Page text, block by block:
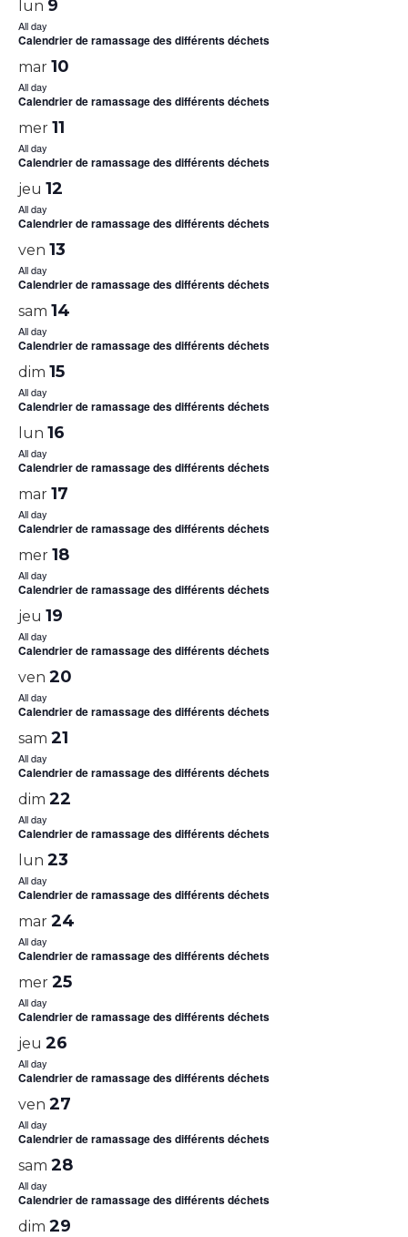
lun 9
All day
Calendrier de ramassage des différents déchets
mar 10
All day
Calendrier de ramassage des différents déchets
mer 11
All day
Calendrier de ramassage des différents déchets
jeu 12
All day
Calendrier de ramassage des différents déchets
ven 13
All day
Calendrier de ramassage des différents déchets
sam 14
All day
Calendrier de ramassage des différents déchets
dim 15
All day
Calendrier de ramassage des différents déchets
lun 16
All day
Calendrier de ramassage des différents déchets
mar 17
All day
Calendrier de ramassage des différents déchets
mer 18
All day
Calendrier de ramassage des différents déchets
jeu 19
All day
Calendrier de ramassage des différents déchets
ven 20
All day
Calendrier de ramassage des différents déchets
sam 21
All day
Calendrier de ramassage des différents déchets
dim 22
All day
Calendrier de ramassage des différents déchets
lun 23
All day
Calendrier de ramassage des différents déchets
mar 24
All day
Calendrier de ramassage des différents déchets
mer 25
All day
Calendrier de ramassage des différents déchets
jeu 26
All day
Calendrier de ramassage des différents déchets
ven 27
All day
Calendrier de ramassage des différents déchets
sam 28
All day
Calendrier de ramassage des différents déchets
dim 29